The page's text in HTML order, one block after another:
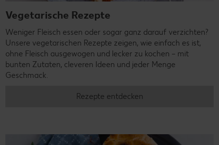
Vegetarische Rezepte
Weniger Fleisch essen oder sogar ganz darauf verzichten?
Unsere vegetarischen Rezepte zeigen, wie einfach es ist,
ohne Fleisch ausgewogen und lecker zu kochen – mit
bunten Zutaten, cleveren Ideen und jeder Menge
Geschmack.
Rezepte entdecken